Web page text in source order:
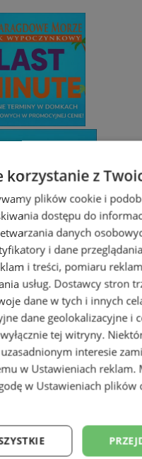
Bałtykiem w
z
plików cookie i
dostępu do
danych
i dane
i treści, pomiaru
usług. Dostawcy stron
dane w tych i innych
dane geolokalizacyjne i
tej witryny.
interesie
w Ustawieniach reklam.
w Ustawieniach plików